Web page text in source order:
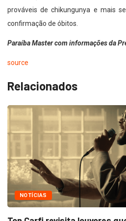
prováveis de chikungunya e mais
confirmação de óbitos.
Paraíba Master com informações da
source
Relacionados
NOTÍCIAS